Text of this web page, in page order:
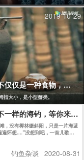
2019-10-29
仅仅是一种食物，更是
指大小，是小型蟹类。
一样的海钓，等你来体
，没有椰林缀斜阳，只是一片海蓝
怀想....”没想到吧，一首儿歌就
钓鱼杂谈 2020-08-31